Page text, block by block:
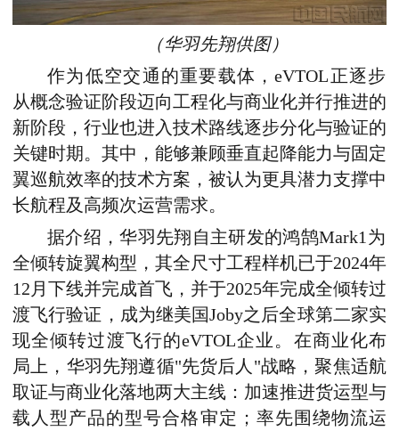
（华羽先翔供图）
作为低空交通的重要载体，eVTOL正逐步
从概念验证阶段迈向工程化与商业化并行推进的
新阶段 ， 行业也进入技术路线逐步分化与验证的
关键时期 。 其中 ， 能够兼顾垂直起降能力与固定
翼巡航效率的技术方案，被认为更具潜力支撑中
长航程及高频次运营需求。
据介绍，华羽先翔自主研发的鸿鹄Mark1为
全倾转旋翼构型 ， 其全尺寸工程样机已于2024年
12月下线并完成首飞，并于2025年完成全倾转过
渡飞行验证，成为继美国Joby之后全球第二家实
现全倾转过渡飞行的eVTOL企业。在商业化布
局上，华羽先翔遵循"先货后人"战略，聚焦适航
取证与商业化落地两大主线 ： 加速推进货运型与
载人型产品的型号合格审定；率先围绕物流运